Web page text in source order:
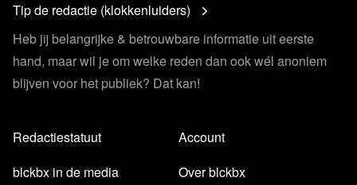
Tip de redactie (klokkenluiders)
Heb jij belangrijke & betrouwbare informatie uit eerste
hand, maar wil je om welke reden dan ook wél anoniem
blijven voor het publiek? Dat kan!
Redactiestatuut
blckbx in de media
Account
Over blckbx